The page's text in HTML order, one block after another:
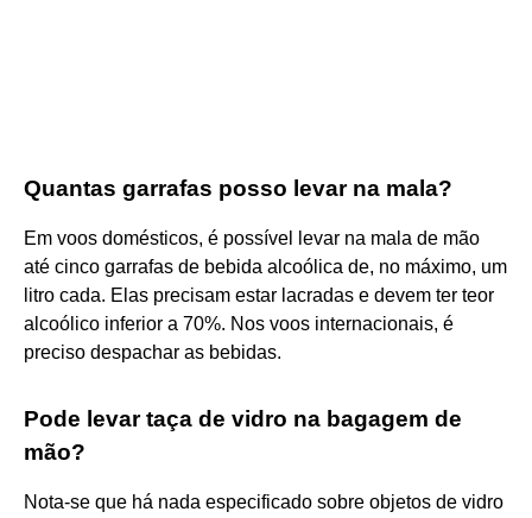
Quantas garrafas posso levar na mala?
Em voos domésticos, é possível levar na mala de mão
até cinco garrafas de bebida alcoólica de, no máximo, um
litro cada. Elas precisam estar lacradas e devem ter teor
alcoólico inferior a 70%. Nos voos internacionais, é
preciso despachar as bebidas.
Pode levar taça de vidro na bagagem de
mão?
Nota-se que há nada especificado sobre objetos de vidro